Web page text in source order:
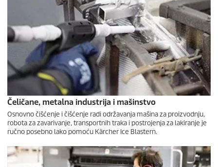
Čeličane, metalna industrija i mašinstvo
Osnovno čišćenje i čišćenje radi održavanja mašina za proizvodnju,
robota za zavarivanje, transportnih traka i postrojenja za lakiranje je
ručno posebno lako pomoću Kärcher Ice Blastern.